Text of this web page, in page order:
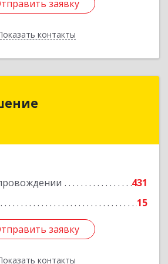
заявку
контакты
заявку
Назад
431
15
заявку
контакты
обл, Брянск г, Ульянова ул,
заявку
Назад